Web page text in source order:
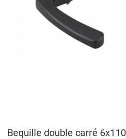
Bequille double carré